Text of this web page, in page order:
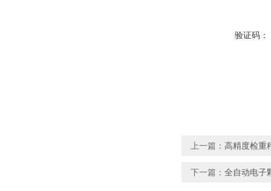
验证码：
上一篇： 高精度检重
下一篇： 全自动电子